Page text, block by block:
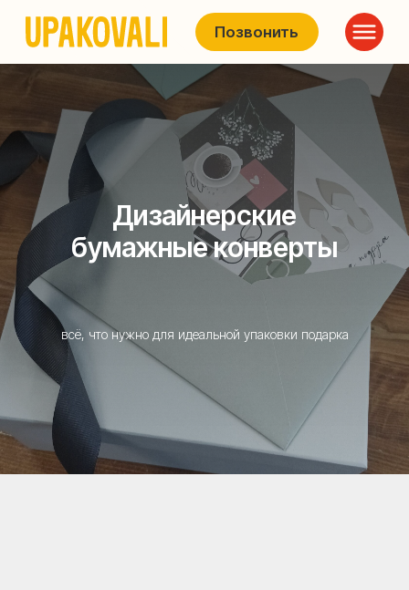
Позвонить
Дизайнерские
бумажные конверты
всё, что нужно для идеальной упаковки подарка